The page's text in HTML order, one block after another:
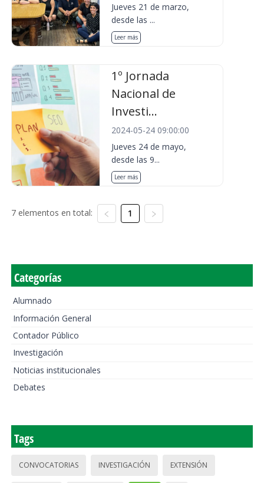
Jueves 21 de marzo,
desde las ...
Leer más
1º Jornada
Nacional de
Investi...
2024-05-24 09:00:00
Jueves 24 de mayo,
desde las 9...
Leer más
7 elementos en total: 1
Categorías
Alumnado
Información General
Contador Público
Investigación
Noticias institucionales
Debates
Tags
CONVOCATORIAS INVESTIGACIÓN EXTENSIÓN